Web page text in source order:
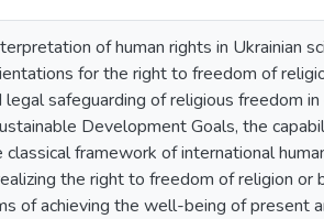
of human rights in Ukrainian
for the right to freedom of
safeguarding of religious freedom
Development Goals, the
framework of international
the right to freedom of religion or
of achieving the well-being of present